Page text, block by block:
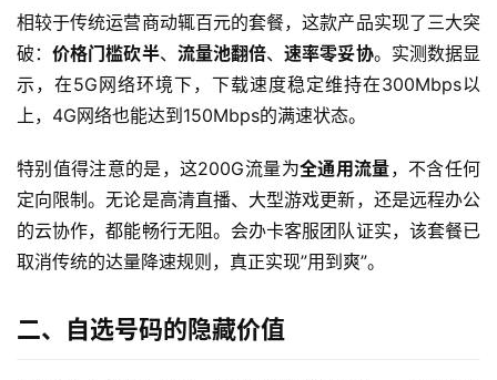
相较于传统运营商动辄百元的套餐，这款产品实现了三大突
破：价格门槛砍半、 流量池翻倍、速率零妥协。实测数据显
示，在5G网络环境下，下载速度稳定维持在300Mbps以
上，4G网络也能达到150Mbps的满速状态。
特别值得注意的是，这200G流量为全通用流量，不含任何
定向限制。无论是高清直播、大型游戏更新，还是远程办公
的云协作，都能畅行无阻。会办卡客服团队证实，该套餐已
取消传统的达量降速规则，真正实现”用到爽”。
二、自选号码的隐藏价值